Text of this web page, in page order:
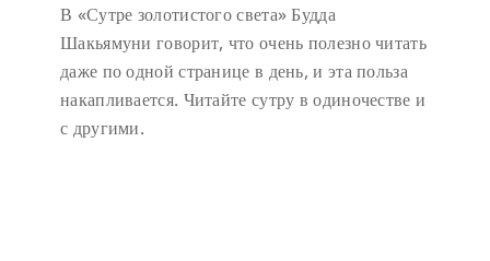
В «Сутре золотистого света» Будда
Шакьямуни говорит, что очень полезно читать
даже по одной странице в день, и эта польза
накапливается. Читайте сутру в одиночестве и
с другими.